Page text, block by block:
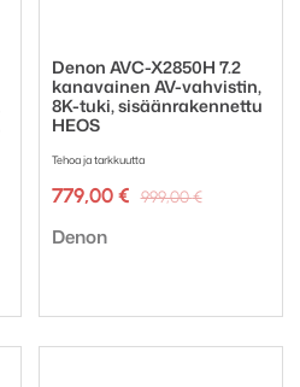
Denon AVC-X2850H 7.2
kanavainen AV-vahvistin,
8K-tuki, sisäänrakennettu
HEOS
Tehoa ja tarkkuutta
999,00€
779,00 €
Nykyinen
Tuotemerkki:
Denon